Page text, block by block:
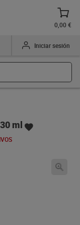
0,00 €
Iniciar sesión
ml